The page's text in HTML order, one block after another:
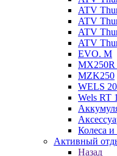
ATV
ATV
ATV
ATV
EVO. M
MX250R
MZK250
WELS
Wels RT
Колеса
Активный
Назад